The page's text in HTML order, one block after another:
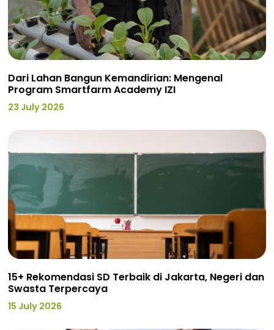
Dari Lahan Bangun Kemandirian: Mengenal
Program Smartfarm Academy IZI
23 July 2026
15+ Rekomendasi SD Terbaik di Jakarta, Negeri dan
Swasta Terpercaya
15 July 2026